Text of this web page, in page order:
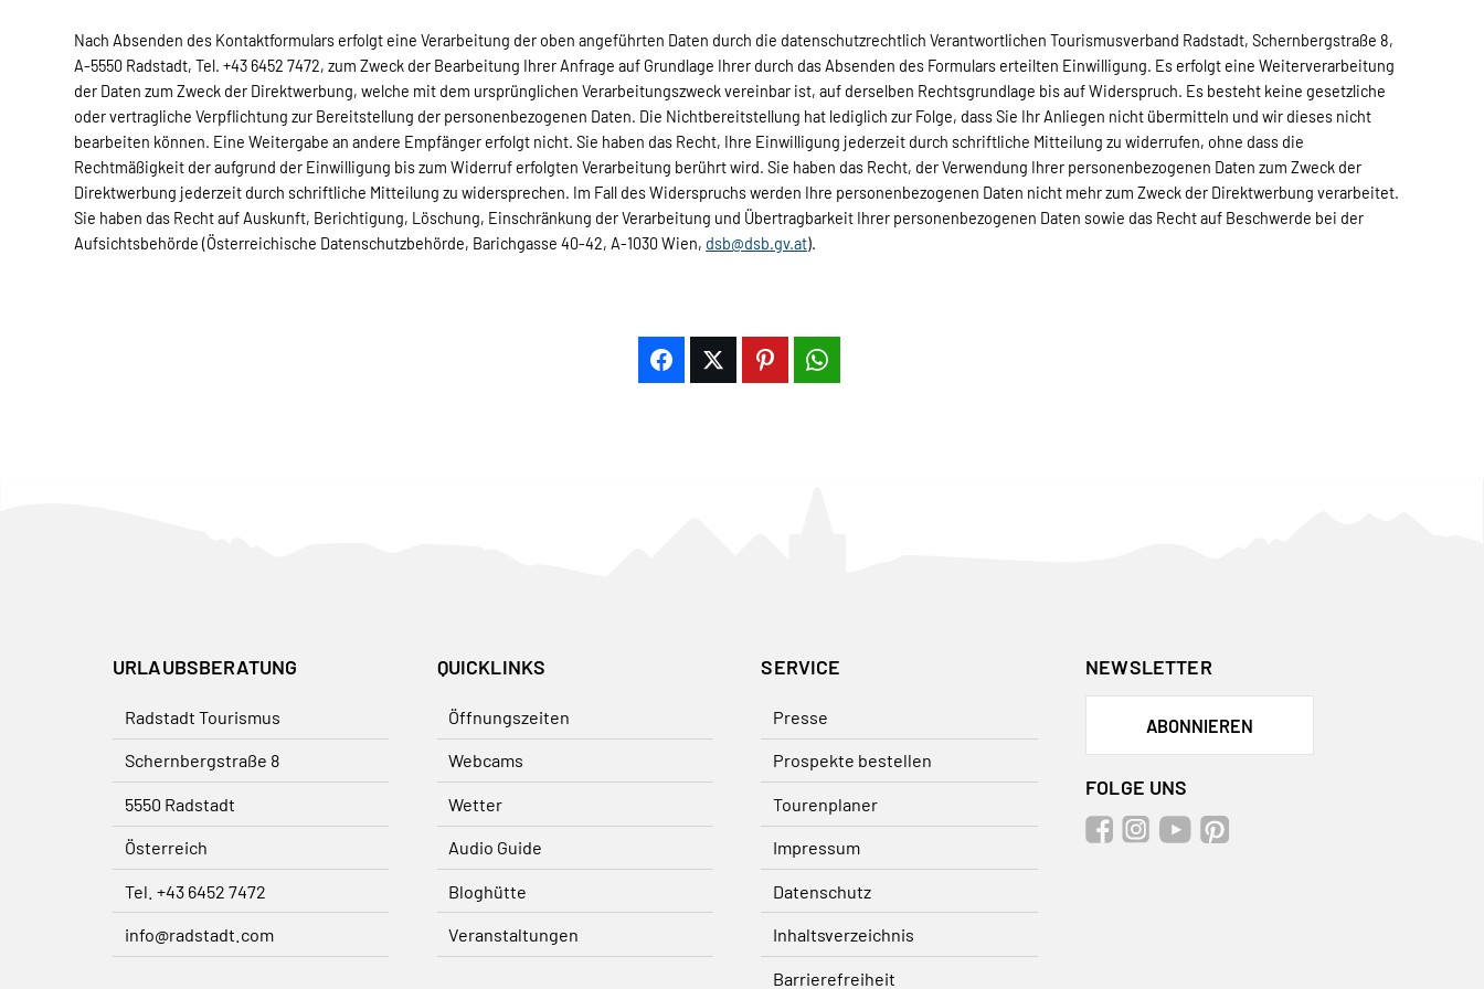
Nach Absenden des Kontaktformulars erfolgt eine Verarbeitung der oben angeführten Daten durch die datenschutzrechtlich Verantwortlichen Tourismusverband Radstadt, Schernbergstraße 8,
A-5550 Radstadt, Tel. +43 6452 7472, zum Zweck der Bearbeitung Ihrer Anfrage auf Grundlage Ihrer durch das Absenden des Formulars erteilten Einwilligung. Es erfolgt eine Weiterverarbeitung
der Daten zum Zweck der Direktwerbung, welche mit dem ursprünglichen Verarbeitungszweck vereinbar ist, auf derselben Rec­htsgrundlage bis auf Widerspruch. Es besteht keine gesetzliche
oder vertragliche Verpflichtung zur Bereitstellung der personenbezogenen Daten. Die Nichtbereitstellung hat lediglich zur Folge, dass Sie Ihr Anliegen nicht übermitteln und wir dieses nicht
bearbeiten können. Eine Weitergabe an andere Empfänger erfolgt nicht. Sie haben das Recht, Ihre Einwilligung jederzeit durch schriftliche Mitteilung zu widerrufen, ohne dass die
Rechtmäßigkeit der aufgrund der Einwilligung bis zum Widerruf erfolgten Verarbeitung berührt wird. Sie haben das Recht, der Verwendung Ihrer personenbezogenen Daten zum Zweck der
Direktwerbung jederzeit durch schriftliche Mitteilung zu widersprechen. Im Fall des Widerspruchs werden Ihre personenbezogenen Daten nicht mehr zum Zweck der Direktwerbung verarbeitet.
Sie haben das Recht auf Auskunft, Berichtigung, Löschung, Einschränkung der Verarbeitung und Übertragbarkeit Ihrer personenbezogenen Daten sowie das Recht auf Beschwerde bei der
Aufsichtsbehörde (Österreichische Datenschutzbehörde, Barichgasse 40-42, A-1030 Wien, dsb@dsb.gv.at).
URLAUBSBERATUNG
Radstadt Tourismus
Schernbergstraße 8
5550 Radstadt
Österreich
Tel. +43 6452 7472
info@radstadt.com
QUICKLINKS
Öffnungszeiten
Webcams
Wetter
Audio Guide
Bloghütte
Veranstaltungen
SERVICE
Presse
Prospekte bestellen
Tourenplaner
Impressum
Datenschutz
Inhaltsverzeichnis
Barrierefreiheit
NEWSLETTER
ABONNIEREN
FOLGE UNS